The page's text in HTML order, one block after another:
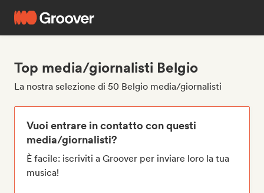
Top media/giornalisti Belgio
La nostra selezione di 50 Belgio media/giornalisti
Vuoi entrare in contatto con questi
media/giornalisti?
È facile: iscriviti a Groover per inviare loro la tua
musica!